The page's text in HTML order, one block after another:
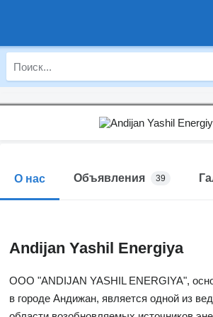
О нас Объявления 39
Andijan Yashil Energiya
ООО "ANDIJAN YASHIL ENERGIYA",
в городе Андижан, является одной из